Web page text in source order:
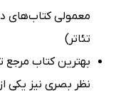
معمولی کتاب‌های
تئاتر)
بهترین کتاب مرجع
نظر بصری نیز یکی